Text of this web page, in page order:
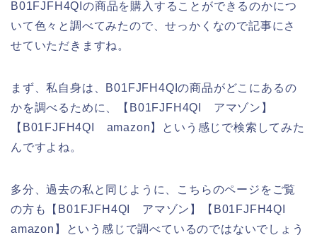
B01FJFH4QIの商品を購入することができるのかにつ
いて色々と調べてみたので、せっかくなので記事にさ
せていただきますね。
まず、私自身は、B01FJFH4QIの商品がどこにあるの
かを調べるために、【B01FJFH4QI アマゾン】
【B01FJFH4QI amazon】という感じで検索してみた
んですよね。
多分、過去の私と同じように、こちらのページをご覧
の方も【B01FJFH4QI アマゾン】【B01FJFH4QI
amazon】という感じで調べているのではないでしょう